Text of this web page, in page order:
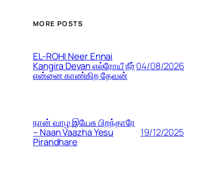
MORE POSTS
EL-ROHI Neer Ennai
Kangira Devan எல்ரோயீ நீர்
என்னை காண்கிற தேவன்
04/08/2026
நான் வாழ இயேசு பிறந்தாரே
– Naan Vaazha Yesu
Pirandhare
19/12/2025